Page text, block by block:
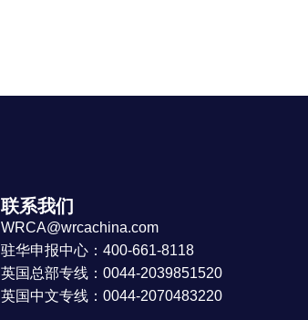
联系我们
WRCA@wrcachina.com
驻华申报中心：400-661-8118
英国总部专线：0044-2039851520
英国中文专线：0044-2070483220